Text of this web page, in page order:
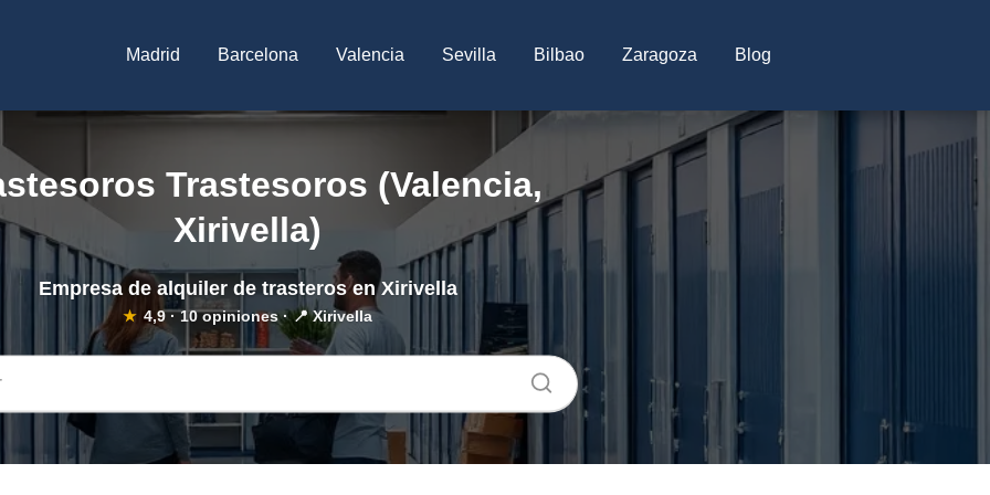
Madrid Barcelona Valencia Sevilla Bilbao Zaragoza Blog
Trastesoros (Valencia,
Xirivella)
Empresa de alquiler de trasteros en Xirivella
★ 4,9·10opiniones · 📍 Xirivella